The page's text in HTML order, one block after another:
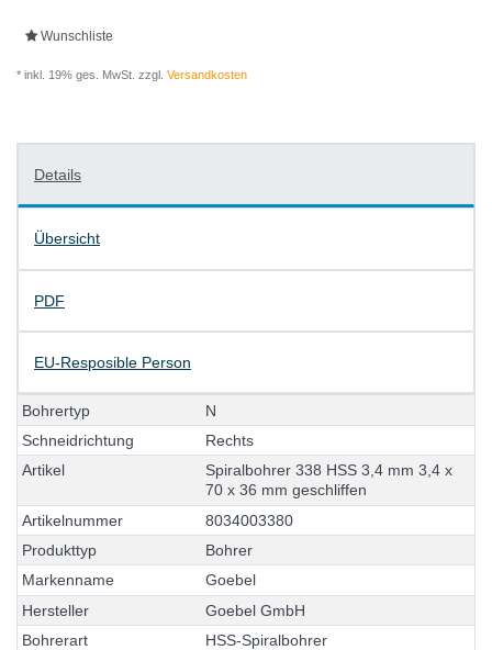
Wunschliste
* inkl. 19% ges. MwSt. zzgl. Versandkosten
Details
Übersicht
PDF
EU-Resposible Person
Bohrertyp
N
Schneidrichtung Rechts
Artikel Spiralbohrer 338 HSS 3,4 mm 3,4 x
70 x 36 mm geschliffen
Artikelnummer 8034003380
Produkttyp Bohrer
Markenname Goebel
Hersteller Goebel GmbH
Bohrerart HSS-Spiralbohrer